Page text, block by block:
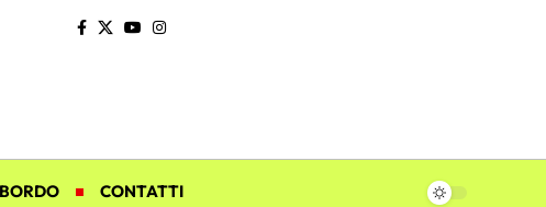
CONTATTI